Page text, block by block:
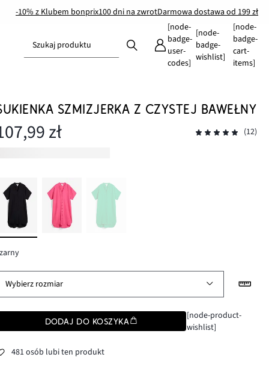
-10% z Klubem bonprix100 dni na zwrotDarmowa dostawa od 199 zł
Szukaj produktu
[node-
badge-
user-
codes]
[node-
badge-
wishlist]
[node-
badge-
cart-
items]
SZMIZJERKA Z CZYSTEJ BAWEŁNY
zł (12)
Wybierz rozmiar
DODAJ DO KOSZYKA
[node-product-
wishlist]
481 osób lubi ten produkt